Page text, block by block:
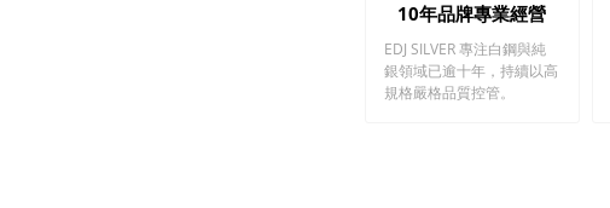
10年品牌專業經營
EDJ SILVER 專注白鋼與純
銀領域已逾十年，持續以高
規格嚴格品質控管。